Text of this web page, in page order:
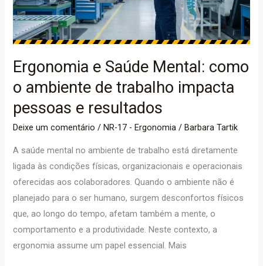
Ergonomia e Saúde Mental: como
o ambiente de trabalho impacta
pessoas e resultados
Deixe um comentário /NR-17 - Ergonomia /Barbara Tartik
A saúde mental no ambiente de trabalho está diretamente
ligada às condições físicas, organizacionais e operacionais
oferecidas aos colaboradores. Quando o ambiente não é
planejado para o ser humano, surgem desconfortos físicos
que, ao longo do tempo, afetam também a mente, o
comportamento e a produtividade. Neste contexto, a
ergonomia assume um papel essencial. Mais
o
ambiente
de
impacta
pessoas
resultados